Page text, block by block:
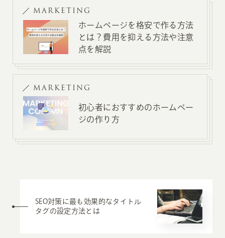
MARKETING
ホームページを格安で作る方法
とは？費用を抑える方法や注意
点を解説
MARKETING
初心者におすすめのホームペー
ジの作り方
SEO対策に最も効果的なタイトル
タグの設定方法とは